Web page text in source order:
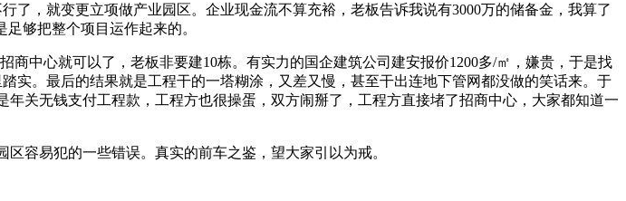
，就变更立项做产业园区。企业现金流不算充裕，老板告诉我说有3000万的储备金，我算了
够把整个项目运作起来的。
中心就可以了，老板非要建10栋。有实力的国企建筑公司建安报价1200多/㎡，嫌贵，于是找
实。最后的结果就是工程干的一塔糊涂，又差又慢，甚至干出连地下管网都没做的笑话来。于
关无钱支付工程款，工程方也很操蛋，双方闹掰了，工程方直接堵了招商中心，大家都知道一
容易犯的一些错误。真实的前车之鉴，望大家引以为戒。